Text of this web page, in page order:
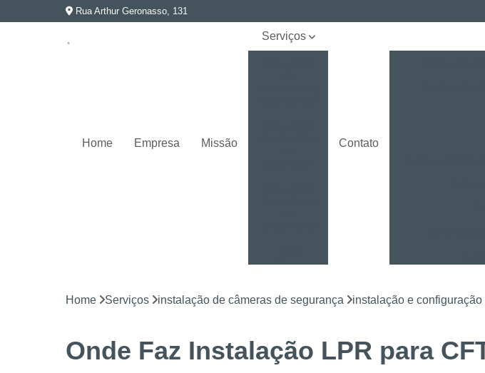
Rua Arthur Geronasso, 131
Home Empresa Missão
Serviços
elétrica e
Segurança
instalação
de câmeras
Contato
Instalação
Home Serviços instalação de câmeras de segurança instalação e configuração
Onde Faz Instalação LPR para